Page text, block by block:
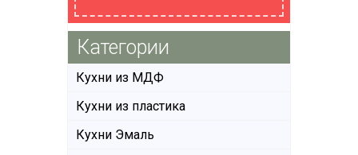
Категории
Кухни из МДФ
Кухни из пластика
Кухни Эмаль